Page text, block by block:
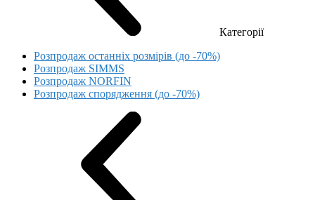
Категорії
Розпродаж останніх розмірів (до -70%)
Розпродаж SIMMS
Розпродаж NORFIN
Розпродаж спорядження (до -70%)